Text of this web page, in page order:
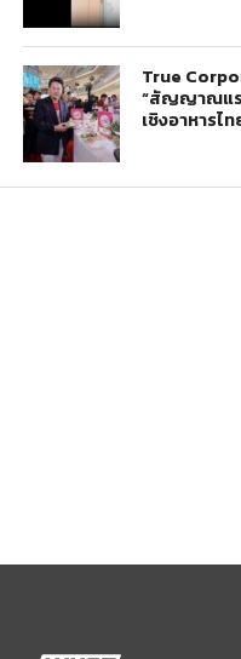
True
“สัญญาณแร
เชิงอาหารไท